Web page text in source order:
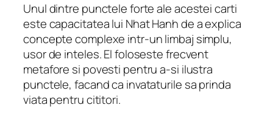
Unul dintre punctele forte ale acestei carti
este capacitatea lui Nhat Hanh de a explica
concepte complexe intr-un limbaj simplu,
usor de inteles. El foloseste frecvent
metafore si povesti pentru a-si ilustra
punctele, facand ca invataturile sa prinda
viata pentru cititori.